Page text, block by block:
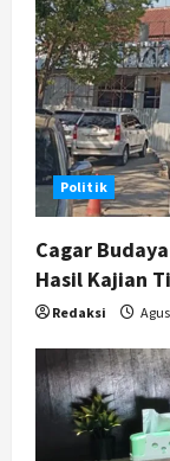
i
o
n
Politik
Cagar
Hasil Kajian
Redaksi